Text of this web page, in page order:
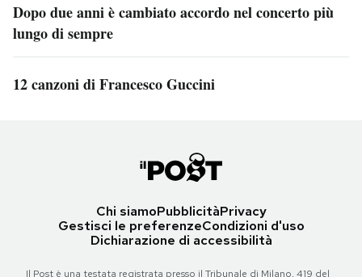
Dopo due anni è cambiato accordo nel concerto più
lungo di sempre
12 canzoni di Francesco Guccini
Chi siamoPubblicitàPrivacy
Gestisci le preferenzeCondizioni d'uso
Dichiarazione di accessibilità
Il Post è una testata registrata presso il Tribunale di Milano, 419 del